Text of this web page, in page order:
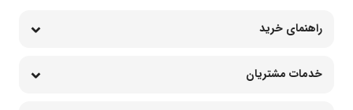
راهنمای خرید
خدمات مشتریان